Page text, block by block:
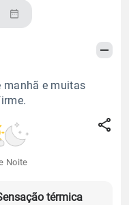
manhã e muitas
Noite
térmica